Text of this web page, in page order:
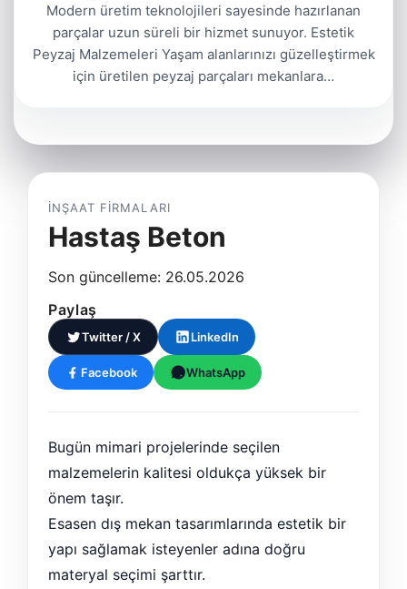
Modern üretim teknolojileri sayesinde hazırlanan
parçalar uzun süreli bir hizmet sunuyor. Estetik
Peyzaj Malzemeleri Yaşam alanlarınızı güzelleştirmek
için üretilen peyzaj parçaları mekanlara…
İNŞAAT FIRMALARI
Hastaş Beton
Son güncelleme: 26.05.2026
Paylaş
Twitter / X LinkedIn
Facebook WhatsApp
Bugün mimari projelerinde seçilen
malzemelerin kalitesi oldukça yüksek bir
önem taşır.
Esasen dış mekan tasarımlarında estetik bir
yapı sağlamak isteyenler adına doğru
materyal seçimi şarttır.